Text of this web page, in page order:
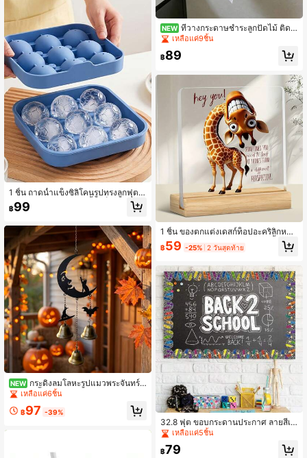
1 ชิ้น ถาดน้ำแข็งซิลิโคนรูปทรงลูกฟุตบ
อลโลก 9 ช่อง, แม่พิมพ์น้ำแข็งทรงกลมลู
กฟุตบอล 3 มิติ, สำหรับทำน้ำแข็งลูกบอ
ธีมกีฬาและบาร์ที่บ้าน
฿99
NEW กระดิ่งลมโลหะรูปแมวพระจันทร์ส
ไตล์มืด จี้ตกแต่งธีมฮาโลวีนรูปค้างคาว
และหมวกแม่มด กระดิ่งวินเทจสำหรับแ
ขวนตกแต่งบรรยากาศกลางแจ้ง ลานบ้
เหลือแค่6ชิ้น
฿97 -39%
NEW ที่วางกระดาษชำระลูกปัดไม้ ติดผ
นัง (สีไม้)
เหลือแค่9ชิ้น
฿89
1 ชิ้น ของตกแต่งเดสก์ท็อปอะคริลิกหลา
กสีสันรูปยีราฟ "Hey You" (3.9 นิ้ว) - ข
องขวัญแต่งงาน คำอธิษฐานสำหรับคู่บ่
ร้างสรรค์สำหรับวันหยุดเพื่อกระจายคว
ามอบอุ่น เหมาะสำหรับตกแต่งบ้านในห้
องนั่งเล่นหรือห้องทำงาน
฿59 -25% 2 วันสุดท้าย
32.8 ฟุต ขอบกระดานประกาศ ลายสีเที
ยน ดินสอ สายรุ้ง ตกแต่งห้องเรียน ขอบ
ม้วนหยัก สำหรับครู กลับสู่โรงเรียน กระ
ดานประกาศ ห้องเรียน บ้าน ผนัง ประตู
เหลือแค่5ชิ้น
฿79